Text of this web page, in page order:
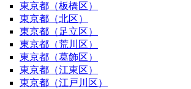
東京都（板橋区）
東京都（北区）
東京都（足立区）
東京都（荒川区）
東京都（葛飾区）
東京都（江東区）
東京都（江戸川区）